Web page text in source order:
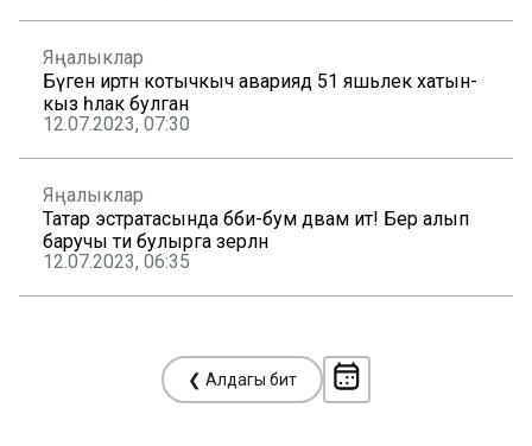
Яңалыклар
Бүген иртән котычкыч авариядә 51 яшьлек хатын-
кыз һәлак булган
12.07.2023, 07:30
Яңалыклар
Татар эстратасында бәби-бум дәвам итә! Бер алып
баручы әти булырга әзерләнә
12.07.2023, 06:35
❮ Алдагы бит